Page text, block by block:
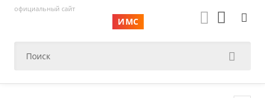
официальный сайт
ИМС